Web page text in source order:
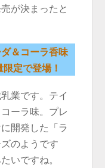
が決まったと
＆コーラ香味
定で登場！
業です。テイ
ーラ味。プレ
開発した「ラ
のようです
いですね。